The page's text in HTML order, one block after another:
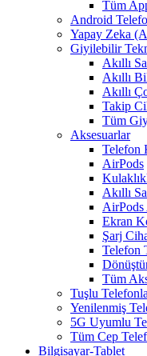
Tüm
Android
Yapay Zeka
Giyilebilir
Akıllı
Akıllı
Akıllı
Takip
Tüm
Aksesuarlar
Telefon
AirPods
Akıllı
AirPods
Ekran
Şarj
Telefon
Tüm
Tuşlu
Yenilenmiş
5G Uyumlu
Tüm Cep
Bilgisayar-Tablet